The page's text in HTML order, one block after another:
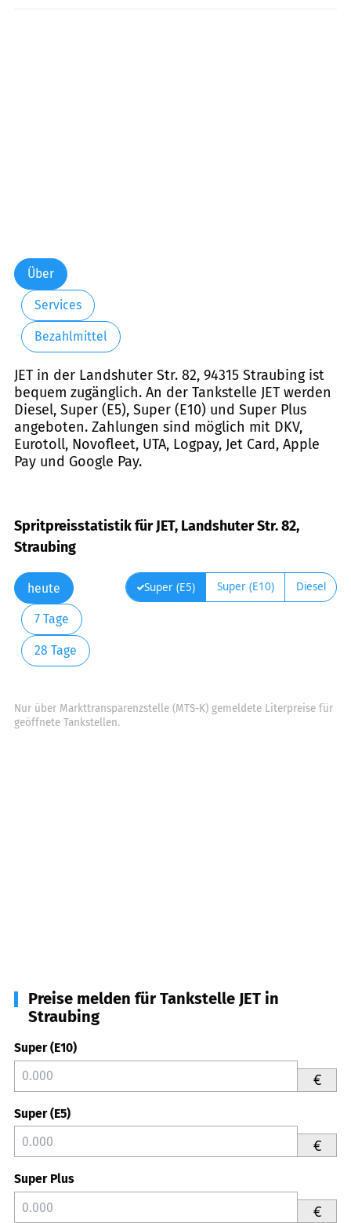
Über
Services
Bezahlmittel
JET in der Landshuter Str. 82, 94315 Straubing ist
bequem zugänglich. An der Tankstelle JET werden
Diesel, Super (E5), Super (E10) und Super Plus
angeboten. Zahlungen sind möglich mit DKV,
Eurotoll, Novofleet, UTA, Logpay, Jet Card, Apple
Pay und Google Pay.
Spritpreisstatistik für JET, Landshuter Str. 82,
Straubing
heute
7 Tage
28 Tage
Super (E5) Super (E10) Diesel
Nur über Markttransparenzstelle (MTS-K) gemeldete Literpreise für
geöffnete Tankstellen.
Preise melden für Tankstelle JET in
Straubing
Super (E10)
€
Super (E5)
€
Super Plus
€